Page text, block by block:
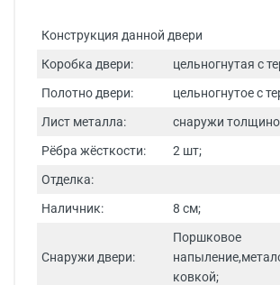
Конструкция данной двери
Коробка двери:
цельногнутая с
Полотно двери:
цельногнутое с
Лист металла:
снаружи
Рёбра жёсткости:
2 шт;
Отделка:
Наличник:
8 см;
Снаружи двери:
Поршковое
ковкой;